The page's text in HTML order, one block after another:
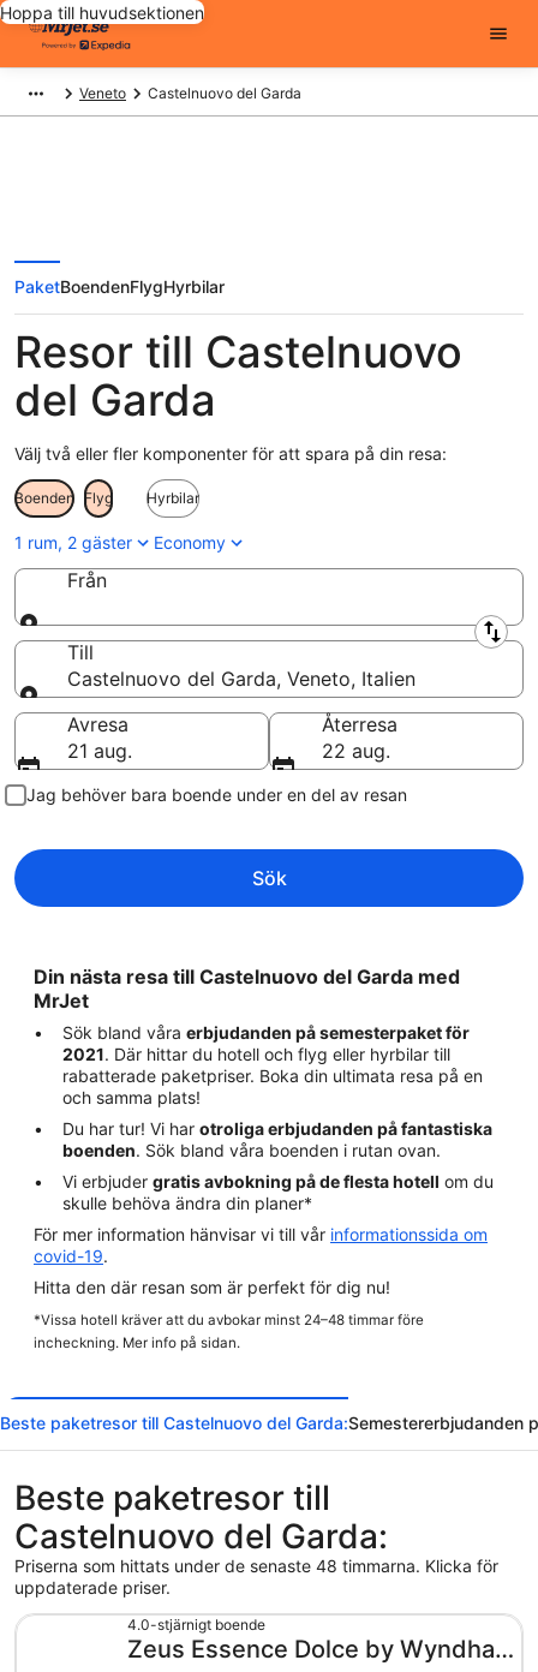
Hoppa till huvudsektionen
Veneto Castelnuovo del Garda
PaketBoendenFlygHyrbilar
Resor till Castelnuovo
del Garda
Välj två eller fler komponenter för att spara på din resa:
Boenden Flyg Hyrbilar
1 rum, 2 gäster Economy
Från
Från
Till
Castelnuovo del Garda, Veneto, Italien
Till
Avresa
21 aug.
Återresa
22 aug.
Jag behöver bara boende under en del av resan
Sök
Din nästa resa till Castelnuovo del Garda med
MrJet
Sök bland våra erbjudanden på semesterpaket för
2021. Där hittar du hotell och flyg eller hyrbilar till
rabatterade paketpriser. Boka din ultimata resa på en
och samma plats!
Du har tur! Vi har otroliga erbjudanden på fantastiska
boenden. Sök bland våra boenden i rutan ovan.
Vi erbjuder gratis avbokning på de flesta hotell om du
skulle behöva ändra din planer*
För mer information hänvisar vi till vår informationssida om
covid-19.
Hitta den där resan som är perfekt för dig nu!
*Vissa hotell kräver att du avbokar minst 24–48 timmar före
incheckning. Mer info på sidan.
Beste paketresor till Castelnuovo del Garda:Semestererbjudanden
Beste paketresor till
Castelnuovo del Garda:
Priserna som hittats under de senaste 48 timmarna. Klicka för
uppdaterade priser.
4.0-stjärnigt boende
Zeus Essence Dolce by Wyndham